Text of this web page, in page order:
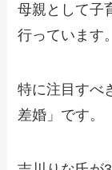
母親として子
行っています。
特に注目すべ
差婚」です。